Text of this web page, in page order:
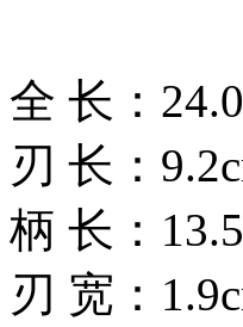
全 长：
刃 长：
柄 长：
刃 宽：